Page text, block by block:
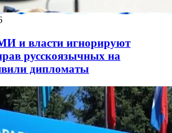
и власти игнорируют
русскоязычных на
дипломаты